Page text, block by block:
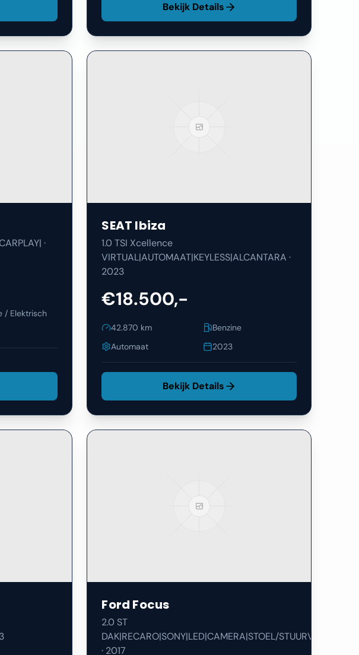
Bekijk Details
·
/ Elektrisch
SEAT Ibiza
1.0 TSI Xcellence
VIRTUAL|AUTOMAAT|KEYLESS|ALCANTARA ·
2023
€18.500,-
42.870 km
Benzine
Automaat
2023
Bekijk Details
Ford Focus
2.0 ST
DAK|RECARO|SONY|LED|CAMERA|STOEL/STUURVERW|
· 2017